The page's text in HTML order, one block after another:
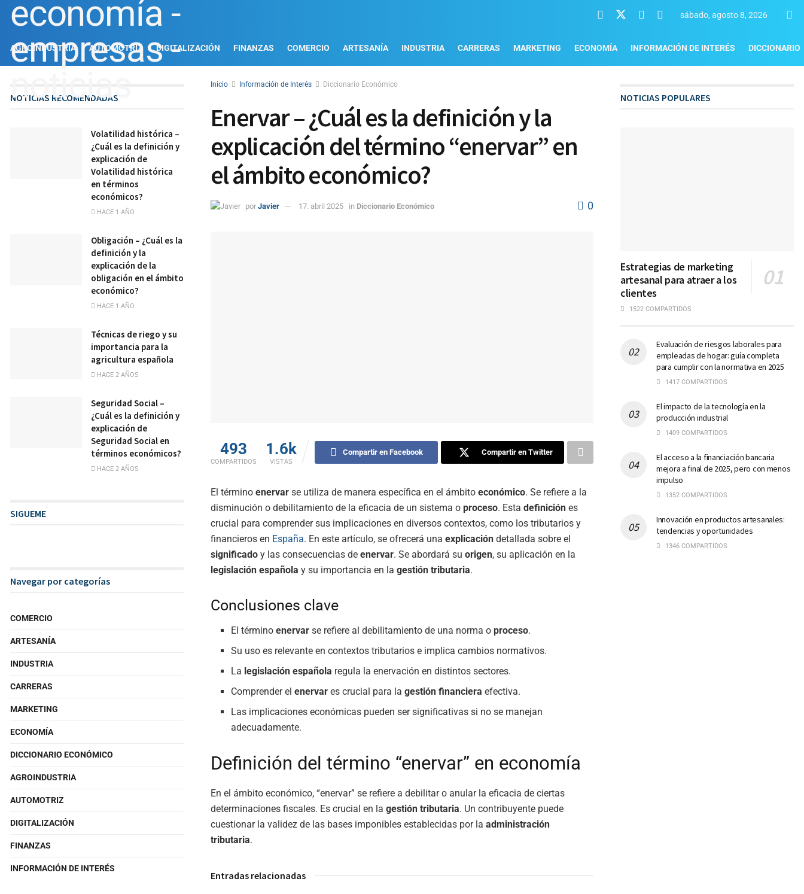
sábado, agosto 8, 2026
AGROINDUSTRIA AUTOMOTRIZ DIGITALIZACIÓN FINANZAS COMERCIO ARTESANÍA INDUSTRIA CARRERAS MARKETING ECONOMÍA INFORMACIÓN DE INTERÉS DICCIONARIO
Inicio Información de Interés Diccionario Económico
Enervar – ¿Cuál es la definición y la
explicación del término “enervar” en
el ámbito económico?
por Javier 17. abril 2025 in Diccionario Económico 0
493
COMPARTIDOS
1.6k
VISTAS
Compartir en Facebook Compartir en Twitter
El término enervar se utiliza de manera específica en el ámbito económico. Se refiere a la
disminución o debilitamiento de la eficacia de un sistema o proceso. Esta definición es
crucial para comprender sus implicaciones en diversos contextos, como los tributarios y
financieros en España. En este artículo, se ofrecerá una explicación detallada sobre el
significado y las consecuencias de enervar. Se abordará su origen, su aplicación en la
legislación española y su importancia en la gestión tributaria.
Conclusiones clave
El términoenervar se refiere al debilitamiento de una norma oproceso.
Su uso es relevante en contextos tributarios e implica cambios normativos.
La legislación española regula la enervación en distintos sectores.
Comprender elenervar es crucial para lagestión financiera efectiva.
Las implicaciones económicas pueden ser significativas si no se manejan
adecuadamente.
Definición del término “enervar” en economía
En el ámbito económico, “enervar” se refiere a debilitar o anular la eficacia de ciertas
determinaciones fiscales. Es crucial en la gestión tributaria. Un contribuyente puede
cuestionar la validez de las bases imponibles establecidas por la administración
tributaria.
Entradas relacionadas
NOTICIAS RECOMENDADAS
Volatilidad histórica –
¿Cuál es la definición y
explicación de
Volatilidad histórica
en términos
económicos?
HACE 1 AÑO
Obligación – ¿Cuál es la
definición y la
explicación de la
obligación en el ámbito
económico?
HACE 1 AÑO
Técnicas de riego y su
importancia para la
agricultura española
HACE 2 AÑOS
Seguridad Social –
¿Cuál es la definición y
explicación de
Seguridad Social en
términos económicos?
HACE 2 AÑOS
SIGUEME
Navegar por categorías
COMERCIO
ARTESANÍA
INDUSTRIA
CARRERAS
MARKETING
ECONOMÍA
DICCIONARIO ECONÓMICO
AGROINDUSTRIA
AUTOMOTRIZ
DIGITALIZACIÓN
FINANZAS
INFORMACIÓN DE INTERÉS
NOTICIAS POPULARES
Estrategias de marketing
artesanal para atraer a los
clientes
1522 COMPARTIDOS
Evaluación de riesgos laborales para
empleadas de hogar: guía completa
para cumplir con la normativa en 2025
1417 COMPARTIDOS
El impacto de la tecnología en la
producción industrial
1409 COMPARTIDOS
El acceso a la financiación bancaria
mejora a final de 2025, pero con menos
impulso
1352 COMPARTIDOS
Innovación en productos artesanales:
tendencias y oportunidades
1346 COMPARTIDOS